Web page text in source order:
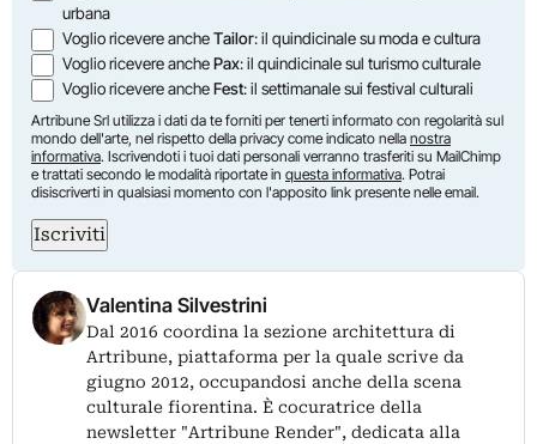
urbana
Voglio ricevere ancheTailor: il quindicinale su moda e cultura
Voglio ricevere anchePax: il quindicinale sul turismo culturale
Voglio ricevere ancheFest: il settimanale sui festival culturali
Artribune Srl utilizza i dati da te forniti per tenerti informato con regolarità sul
mondo dell'arte, nel rispetto della privacy come indicato nella nostra
informativa. Iscrivendoti i tuoi dati personali verranno trasferiti su MailChimp
e trattati secondo le modalità riportate in questa informativa. Potrai
disiscriverti in qualsiasi momento con l'apposito link presente nelle email.
Iscriviti
Valentina Silvestrini
Dal 2016 coordina la sezione architettura di
Artribune, piattaforma per la quale scrive da
giugno 2012, occupandosi anche della scena
culturale fiorentina. È cocuratrice della
newsletter "Artribune Render", dedicata alla